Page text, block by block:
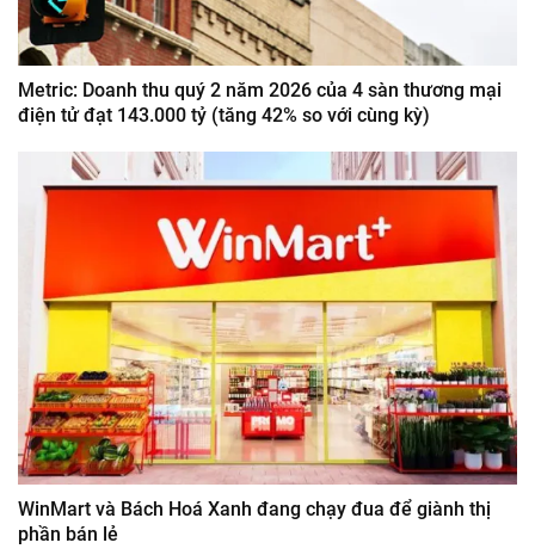
Metric: Doanh thu quý 2 năm 2026 của 4 sàn thương mại
điện tử đạt 143.000 tỷ (tăng 42% so với cùng kỳ)
WinMart và Bách Hoá Xanh đang chạy đua để giành thị
phần bán lẻ